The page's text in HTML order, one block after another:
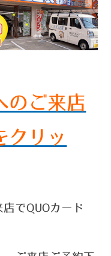
のご来店
クリッ
でQUOカード